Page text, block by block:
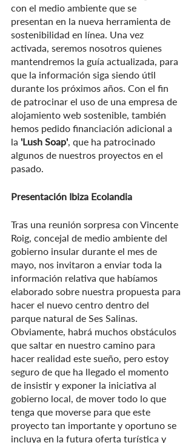
con el medio ambiente que se
presentan en la nueva herramienta de
sostenibilidad en línea. Una vez
activada, seremos nosotros quienes
mantendremos la guía actualizada, para
que la información siga siendo útil
durante los próximos años. Con el fin
de patrocinar el uso de una empresa de
alojamiento web sostenible, también
hemos pedido financiación adicional a
la 'Lush Soap' , que ha patrocinado
algunos de nuestros proyectos en el
pasado.
Presentación Ibiza Ecolandia
Tras una reunión sorpresa con Vincente
Roig, concejal de medio ambiente del
gobierno insular durante el mes de
mayo, nos invitaron a enviar toda la
información relativa que habíamos
elaborado sobre nuestra propuesta para
hacer el nuevo centro dentro del
parque natural de Ses Salinas.
Obviamente, habrá muchos obstáculos
que saltar en nuestro camino para
hacer realidad este sueño, pero estoy
seguro de que ha llegado el momento
de insistir y exponer la iniciativa al
gobierno local, de mover todo lo que
tenga que moverse para que este
proyecto tan importante y oportuno se
incluya en la futura oferta turística y